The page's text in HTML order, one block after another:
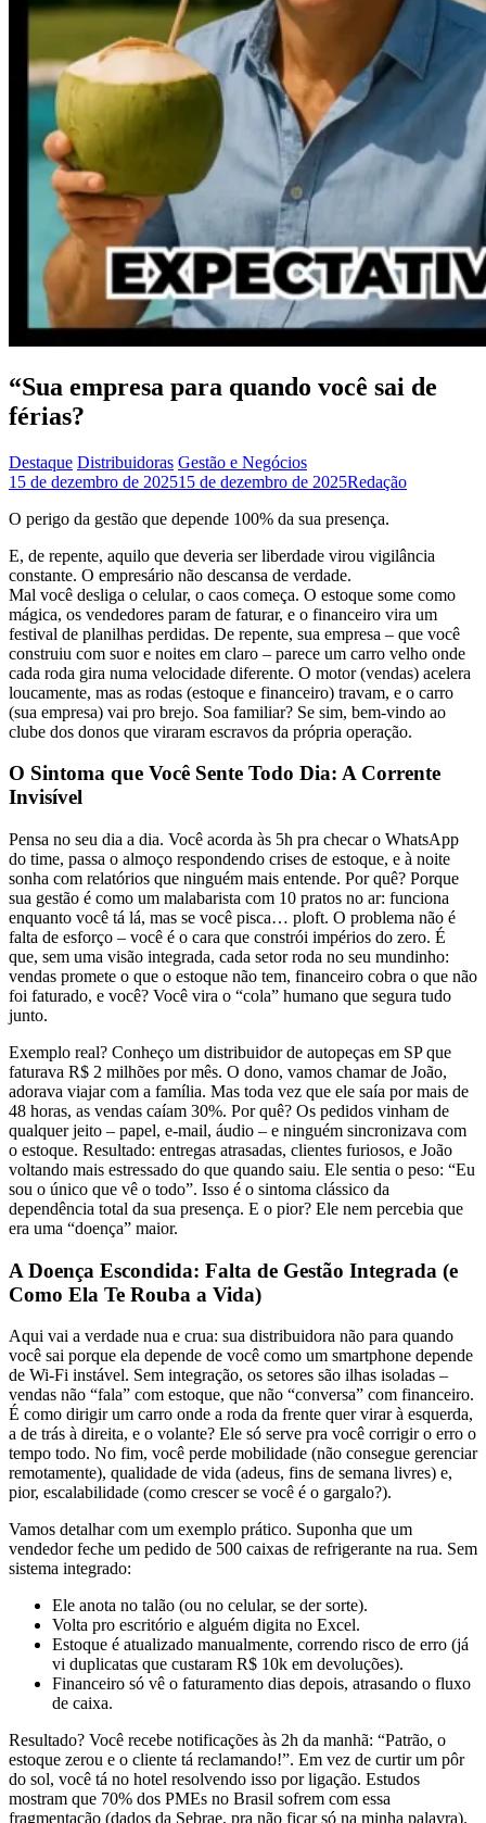
“Sua empresa para quando você sai de
férias?
Destaque Distribuidoras Gestão e Negócios
15 de dezembro de 202515 de dezembro de 2025Redação
O perigo da gestão que depende 100% da sua presença.
E, de repente, aquilo que deveria ser liberdade virou vigilância
constante. O empresário não descansa de verdade.
Mal você desliga o celular, o caos começa. O estoque some como
mágica, os vendedores param de faturar, e o financeiro vira um
festival de planilhas perdidas. De repente, sua empresa – que você
construiu com suor e noites em claro – parece um carro velho onde
cada roda gira numa velocidade diferente. O motor (vendas) acelera
loucamente, mas as rodas (estoque e financeiro) travam, e o carro
(sua empresa) vai pro brejo. Soa familiar? Se sim, bem-vindo ao
clube dos donos que viraram escravos da própria operação.
O Sintoma que Você Sente Todo Dia: A Corrente
Invisível
Pensa no seu dia a dia. Você acorda às 5h pra checar o WhatsApp
do time, passa o almoço respondendo crises de estoque, e à noite
sonha com relatórios que ninguém mais entende. Por quê? Porque
sua gestão é como um malabarista com 10 pratos no ar: funciona
enquanto você tá lá, mas se você pisca… ploft. O problema não é
falta de esforço – você é o cara que constrói impérios do zero. É
que, sem uma visão integrada, cada setor roda no seu mundinho:
vendas promete o que o estoque não tem, financeiro cobra o que não
foi faturado, e você? Você vira o “cola” humano que segura tudo
junto.
Exemplo real? Conheço um distribuidor de autopeças em SP que
faturava R$ 2 milhões por mês. O dono, vamos chamar de João,
adorava viajar com a família. Mas toda vez que ele saía por mais de
48 horas, as vendas caíam 30%. Por quê? Os pedidos vinham de
qualquer jeito – papel, e-mail, áudio – e ninguém sincronizava com
o estoque. Resultado: entregas atrasadas, clientes furiosos, e João
voltando mais estressado do que quando saiu. Ele sentia o peso: “Eu
sou o único que vê o todo”. Isso é o sintoma clássico da
dependência total da sua presença. E o pior? Ele nem percebia que
era uma “doença” maior.
A Doença Escondida: Falta de Gestão Integrada (e
Como Ela Te Rouba a Vida)
Aqui vai a verdade nua e crua: sua distribuidora não para quando
você sai porque ela depende de você como um smartphone depende
de Wi-Fi instável. Sem integração, os setores são ilhas isoladas –
vendas não “fala” com estoque, que não “conversa” com financeiro.
É como dirigir um carro onde a roda da frente quer virar à esquerda,
a de trás à direita, e o volante? Ele só serve pra você corrigir o erro o
tempo todo. No fim, você perde mobilidade (não consegue gerenciar
remotamente), qualidade de vida (adeus, fins de semana livres) e,
pior, escalabilidade (como crescer se você é o gargalo?).
Vamos detalhar com um exemplo prático. Suponha que um
vendedor feche um pedido de 500 caixas de refrigerante na rua. Sem
sistema integrado:
Ele anota no talão (ou no celular, se der sorte).
Volta pro escritório e alguém digita no Excel.
Estoque é atualizado manualmente, correndo risco de erro (já
vi duplicatas que custaram R$ 10k em devoluções).
Financeiro só vê o faturamento dias depois, atrasando o fluxo
de caixa.
Resultado? Você recebe notificações às 2h da manhã: “Patrão, o
estoque zerou e o cliente tá reclamando!”. Em vez de curtir um pôr
do sol, você tá no hotel resolvendo isso por ligação. Estudos
mostram que 70% dos PMEs no Brasil sofrem com essa
fragmentação (dados da Sebrae, pra não ficar só na minha palavra).